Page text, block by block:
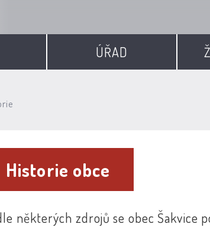
ÚŘAD
Historie obce
některých zdrojů se obec Šakvice